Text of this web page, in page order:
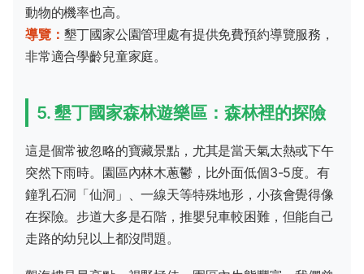
動物的機率也高。
導覽： 墾丁國家公園管理處有提供免費預約導覽服務，
非常適合學齡兒童家庭。
5. 墾丁國家森林遊樂區：森林裡的探險
這是個常被忽略的寶藏景點，尤其是當天氣太熱或下午
突然下雨時。園區內林木蔥鬱，比外面低個3-5度。有
鐘乳石洞「仙洞」、一線天等特殊地形，小孩會覺得像
在探險。步道大多是石階，推嬰兒車較困難，但能自己
走路的幼兒以上都沒問題。